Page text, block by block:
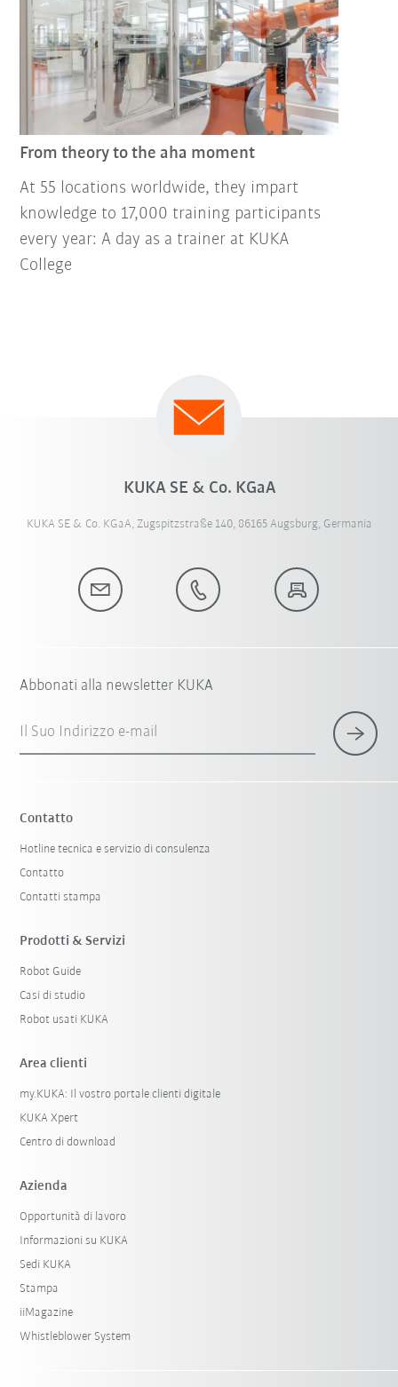
From theory to the aha moment
At 55 locations worldwide, they impart
knowledge to 17,000 training participants
every year: A day as a trainer at KUKA
College
KUKA SE & Co. KGaA
KUKA SE & Co. KGaA, Zugspitzstraße 140, 86165 Augsburg, Germania
Abbonati alla newsletter KUKA
Il Suo Indirizzo e-mail
Contatto
Hotline tecnica e servizio di consulenza
Contatto
Contatti stampa
Prodotti & Servizi
Robot Guide
Casi di studio
Robot usati KUKA
Area clienti
my.KUKA: Il vostro portale clienti digitale
KUKA Xpert
Centro di download
Azienda
Opportunità di lavoro
Informazioni su KUKA
Sedi KUKA
Stampa
iiMagazine
Whistleblower System